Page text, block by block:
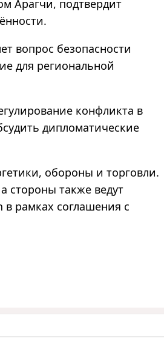
Арагчи, подтвердит
вопрос безопасности
для региональной
конфликта в
дипломатические
обороны и торговли.
стороны также ведут
в рамках соглашения с